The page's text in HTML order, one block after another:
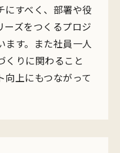
にすべく、部署や役
ーズをつくるプロジ
ます。また社員一人
くりに関わること
上にもつながって